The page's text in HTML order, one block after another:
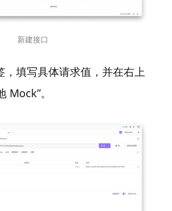
新建接口
，填写具体请求值，并在右上
Mock”。